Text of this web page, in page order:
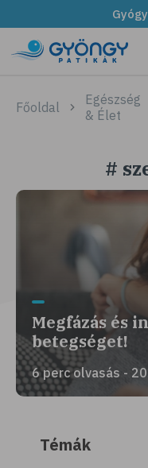
Főoldal
Egészség
& Élet
#
Megfázás és
betegséget!
6 perc olvasás -
Témák